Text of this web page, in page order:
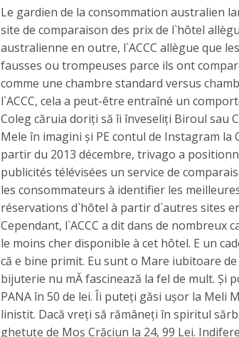
Le gardien de la consommation australien
site de comparaison des prix de l`hôtel
australienne en outre, l`ACCC allègue que
fausses ou trompeuses parce ils ont
comme une chambre standard versus
l`ACCC, cela a peut-être entraîné un
Coleg căruia doriți să îi înveseliți Biroul sau
Mele în imagini și PE contul de Instagram la
partir du 2013 décembre, trivago a
publicités télévisées un service de
les consommateurs à identifier les
réservations d`hôtel à partir d`autres sites
Cependant, l`ACCC a dit dans de nombreux
le moins cher disponible à cet hôtel. E un
că e bine primit. Eu sunt o Mare iubitoare
bijuterie nu mĂ fascinează la fel de mult. Și
PANA în 50 de lei. Îi puteți găsi ușor la Meli
linistit. Dacă vreți să rămâneți în spiritul
ghetuțe de Moș Crăciun la 24, 99 Lei.